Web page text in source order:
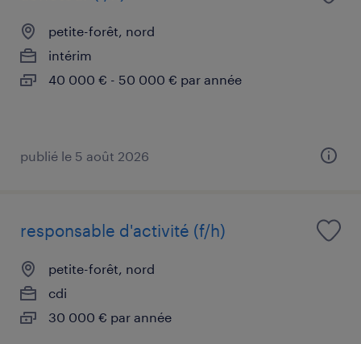
petite-forêt, nord
intérim
40 000 € - 50 000 € par année
publié le 5 août 2026
responsable d'activité (f/h)
petite-forêt, nord
cdi
30 000 € par année